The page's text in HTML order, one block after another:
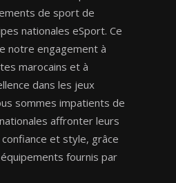
de sport de
nationales eSport. Ce
notre engagement à
marocains et à
dans les jeux
sommes impatients de
affronter leurs
et style, grâce
fournis par